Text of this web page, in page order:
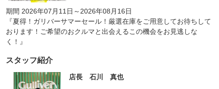
期間 2026年07月11日～2026年08月16日
『夏得！ガリバーサマーセール！厳選在庫をご用意してお待ちして
おります！ご希望のおクルマと出会えるこの機会をお見逃しな
く！』
スタッフ紹介
店長 石川 真也